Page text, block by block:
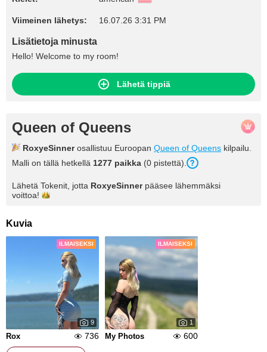
Viimeinen lähetys: 16.07.26 3:31 PM
Lisätietoja minusta
Hello! Welcome to my room!
Lähetä tippiä
Queen of Queens
RoxyeSinner osallistuu Euroopan Queen of Queens kilpailu.
Malli on tällä hetkellä 1277 paikka (0 pistettä).
Lähetä Tokenit, jotta RoxyeSinner pääsee lähemmäksi
voittoa!
Kuvia
ILMAISEKSI
9
Rox 736
ILMAISEKSI
1
My Photos
600